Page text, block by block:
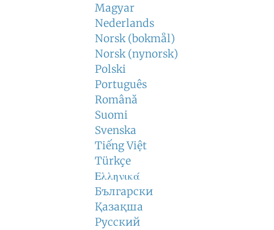
Magyar
Nederlands
Norsk (bokmål)
Norsk (nynorsk)
Polski
Português
Română
Suomi
Svenska
Tiếng Việt
Türkçe
Ελληνικά
Български
Қазақша
Русский